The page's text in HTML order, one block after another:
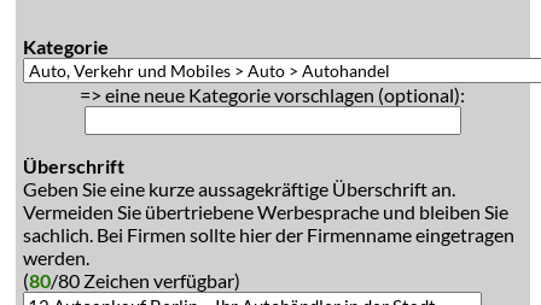
Kategorie
=> eine neue Kategorie vorschlagen (optional):
Überschrift
Geben Sie eine kurze aussagekräftige Überschrift an.
Vermeiden Sie übertriebene Werbesprache und bleiben Sie
sachlich. Bei Firmen sollte hier der Firmenname eingetragen
werden.
(80/80 Zeichen verfügbar)